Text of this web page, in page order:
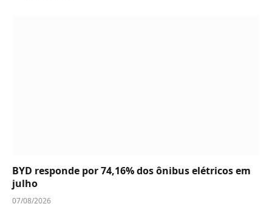
BYD responde por 74,16% dos ônibus elétricos em
julho
07/08/2026